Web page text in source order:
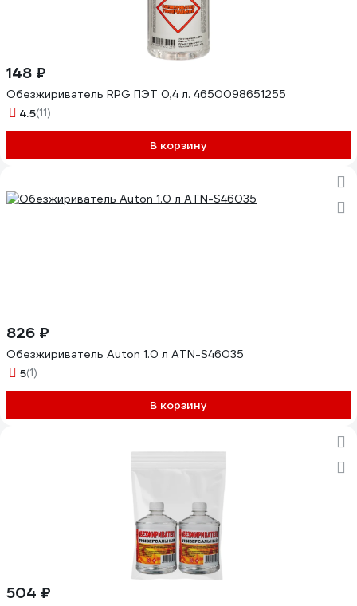
148 ₽
Обезжириватель RPG ПЭТ 0,4 л. 4650098651255
4.5(11)
В корзину
826 ₽
Обезжириватель Auton 1.0 л ATN-S46035
5(1)
В корзину
504 ₽